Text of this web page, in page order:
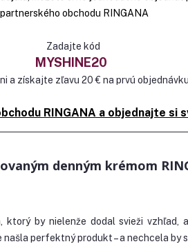
partnerského obchodu RINGANA
Zadajte kód
MYSHINE20
a získajte zľavu 20 € na prvú
RINGANA a objednajte si
denným krémom
ktorý by nielenže dodal svieži
perfektný produkt – a nechcela by